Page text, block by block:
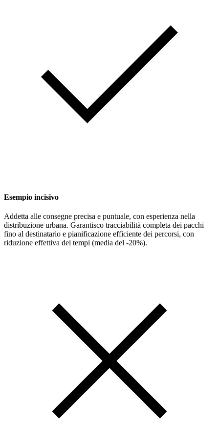
Esempio incisivo
Addetta alle consegne precisa e puntuale, con esperienza nella
distribuzione urbana. Garantisco tracciabilità completa dei pacchi
fino al destinatario e pianificazione efficiente dei percorsi, con
riduzione effettiva dei tempi (media del -20%).